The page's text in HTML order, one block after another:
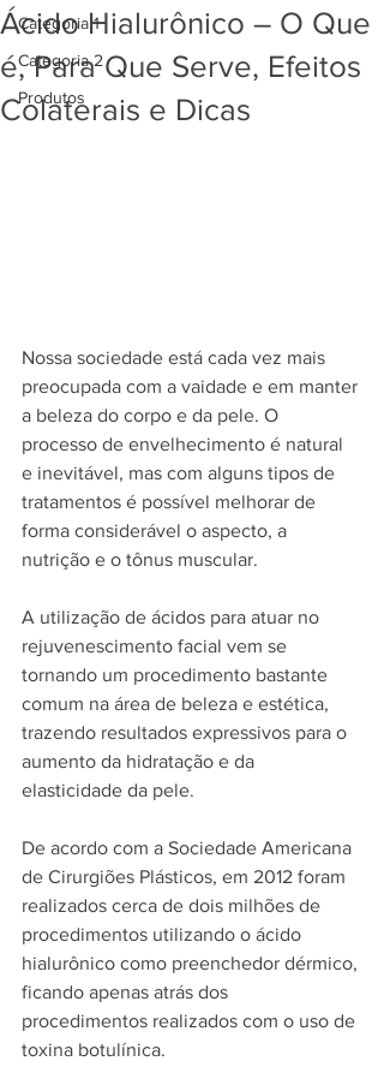
Categoria 1
Categoria 2
Produtos
Ácido Hialurônico – O Que
é, Para Que Serve, Efeitos
Colaterais e Dicas
Nossa sociedade está cada vez mais
preocupada com a vaidade e em manter
a beleza do corpo e da pele. O
processo de envelhecimento é natural
e inevitável, mas com alguns tipos de
tratamentos é possível melhorar de
forma considerável o aspecto, a
nutrição e o tônus muscular.
A utilização de ácidos para atuar no
rejuvenescimento facial vem se
tornando um procedimento bastante
comum na área de beleza e estética,
trazendo resultados expressivos para o
aumento da hidratação e da
elasticidade da pele.
De acordo com a Sociedade Americana
de Cirurgiões Plásticos, em 2012 foram
realizados cerca de dois milhões de
procedimentos utilizando o ácido
hialurônico como preenchedor dérmico,
ficando apenas atrás dos
procedimentos realizados com o uso de
toxina botulínica.